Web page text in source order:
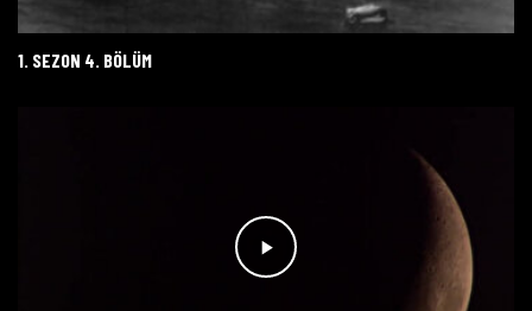
1. SEZON 4. BÖLÜM